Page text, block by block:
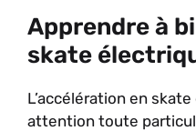
Apprendre à
skate
L’accélération en
attention toute